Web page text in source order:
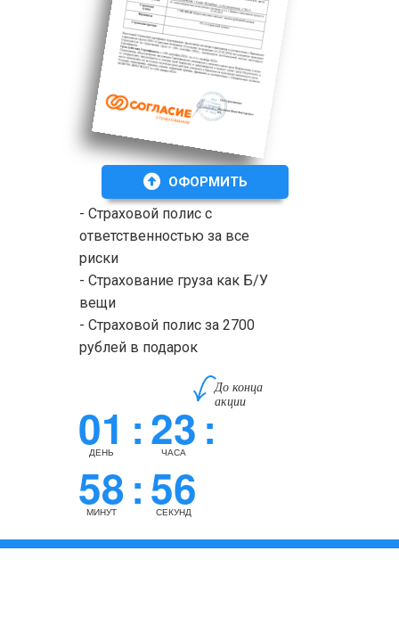
- Страховой полис с
ответственностью за все
риски
- Страхование груза как Б/У
вещи
- Страховой полис за 2700
рублей в подарок
ОФОРМИТЬ
До конца
акции
01:
ДЕНЬ 23:
ЧАСА
58:
МИНУТ 55
СЕКУНД